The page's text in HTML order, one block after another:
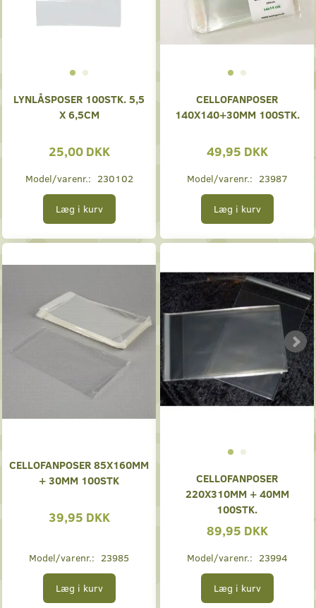
LYNLÅSPOSER 100STK. 5,5
X 6,5CM
25,00 DKK
Model/varenr.: 230102
Læg i kurv
CELLOFANPOSER
140X140+30MM 100STK.
49,95 DKK
Model/varenr.: 23987
Læg i kurv
CELLOFANPOSER 85X160MM
+ 30MM 100STK
39,95 DKK
Model/varenr.: 23985
Læg i kurv
CELLOFANPOSER
220X310MM + 40MM
100STK.
89,95 DKK
Model/varenr.: 23994
Læg i kurv